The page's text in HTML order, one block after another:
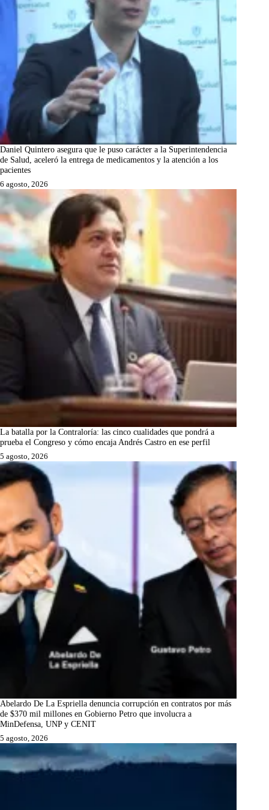
Daniel Quintero asegura que le puso carácter a la Superintendencia
de Salud, aceleró la entrega de medicamentos y la atención a los
pacientes
6 agosto, 2026
La batalla por la Contraloría: las cinco cualidades que pondrá a
prueba el Congreso y cómo encaja Andrés Castro en ese perfil
5 agosto, 2026
Abelardo De La Espriella denuncia corrupción en contratos por más
de $370 mil millones en Gobierno Petro que involucra a
MinDefensa, UNP y CENIT
5 agosto, 2026